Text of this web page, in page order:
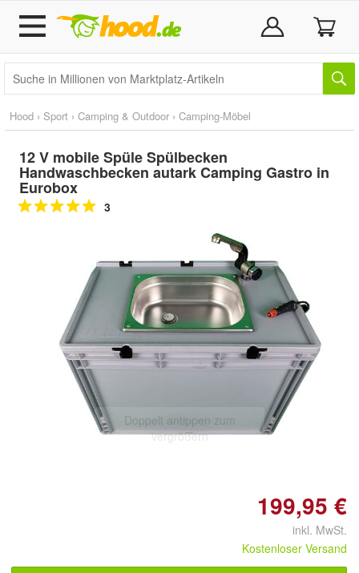
Hood › Sport › Camping & Outdoor › Camping-Möbel
12 V mobile Spüle Spülbecken
Handwaschbecken autark Camping Gastro in
Eurobox
3
Doppelt antippen zum
vergrößern
199,95 €
inkl. MwSt.
Kostenloser Versand